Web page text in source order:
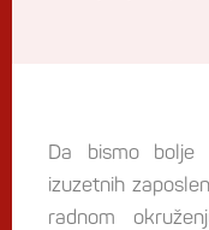
Da bismo
izuzetnih
radnom